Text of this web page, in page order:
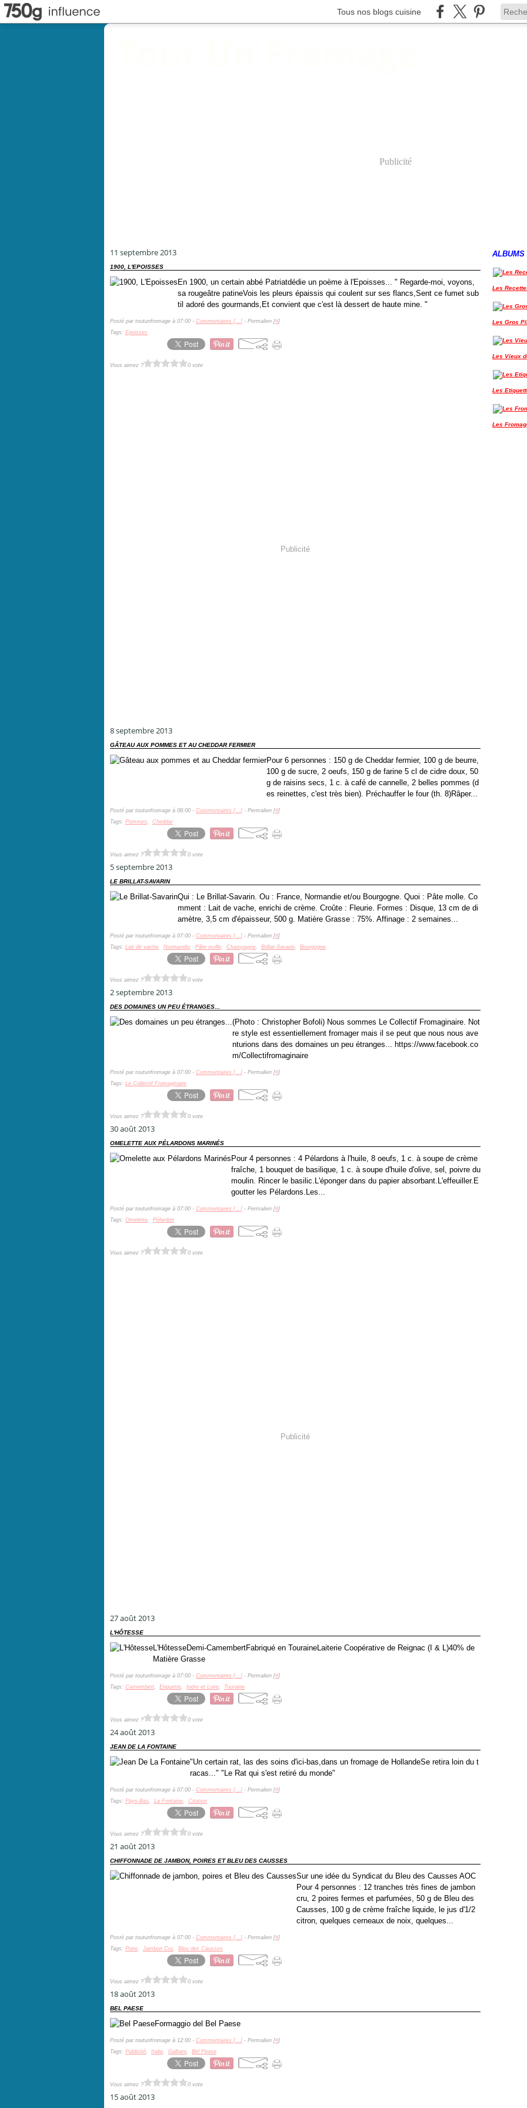
Tous nos blogs cuisine
Publicité
11 septembre 2013
1900, L'EPOISSES
En 1900, un certain abbé Patriatdédie un poème à l'Epoisses... " Regarde-moi, voyons,
sa rougeâtre patineVois les pleurs épaissis qui coulent sur ses flancs,Sent ce fumet sub
til adoré des gourmands,Et convient que c'est là dessert de haute mine. "
Posté par toutunfromage à 07:00 - Commentaires […] - Permalien [#]
Tags: Epoisses
Vous aimez ? 0 vote
Publicité
8 septembre 2013
GÂTEAU AUX POMMES ET AU CHEDDAR FERMIER
Pour 6 personnes : 150 g de Cheddar fermier, 100 g de beurre,
100 g de sucre, 2 oeufs, 150 g de farine 5 cl de cidre doux, 50
g de raisins secs, 1 c. à café de cannelle, 2 belles pommes (d
es reinettes, c'est très bien). Préchauffer le four (th. 8)Râper...
Posté par toutunfromage à 08:00 - Commentaires […] - Permalien [#]
Tags: Pommes, Cheddar
Vous aimez ? 0 vote
5 septembre 2013
LE BRILLAT-SAVARIN
Qui : Le Brillat-Savarin. Ou : France, Normandie et/ou Bourgogne. Quoi : Pâte molle. Co
mment : Lait de vache, enrichi de crème. Croûte : Fleurie. Formes : Disque, 13 cm de di
amètre, 3,5 cm d'épaisseur, 500 g. Matière Grasse : 75%. Affinage : 2 semaines...
Posté par toutunfromage à 07:00 - Commentaires […] - Permalien [#]
Tags: Lait de vache, Normandie, Pâte molle, Champagne, Brillat-Savarin, Bourgogne
Vous aimez ? 0 vote
2 septembre 2013
DES DOMAINES UN PEU ÉTRANGES...
(Photo : Christopher Bofoli) Nous sommes Le Collectif Fromaginaire. Not
re style est essentiellement fromager mais il se peut que nous nous ave
nturions dans des domaines un peu étranges... https://www.facebook.co
m/Collectifromaginaire
Posté par toutunfromage à 07:00 - Commentaires […] - Permalien [#]
Tags: Le Collectif Fromaginaire
Vous aimez ? 0 vote
30 août 2013
OMELETTE AUX PÉLARDONS MARINÉS
Pour 4 personnes : 4 Pélardons à l'huile, 8 oeufs, 1 c. à soupe de crème
fraîche, 1 bouquet de basilique, 1 c. à soupe d'huile d'olive, sel, poivre du
moulin. Rincer le basilic.L'éponger dans du papier absorbant.L'effeuiller.E
goutter les Pélardons.Les...
Posté par toutunfromage à 07:00 - Commentaires […] - Permalien [#]
Tags: Omelette, Pélardon
Vous aimez ? 0 vote
Publicité
27 août 2013
L'HÔTESSE
L'HôtesseDemi-CamembertFabriqué en TouraineLaiterie Coopérative de Reignac (I & L)40% de
Matière Grasse
Posté par toutunfromage à 07:00 - Commentaires […] - Permalien [#]
Tags: Camembert, Etiquette, Indre et Loire, Touraine
Vous aimez ? 0 vote
24 août 2013
JEAN DE LA FONTAINE
"Un certain rat, las des soins d'ici-bas,dans un fromage de HollandeSe retira loin du t
racas..." "Le Rat qui s'est retiré du monde"
Posté par toutunfromage à 07:00 - Commentaires […] - Permalien [#]
Tags: Pays-Bas, La Fontaine, Citation
Vous aimez ? 0 vote
21 août 2013
CHIFFONNADE DE JAMBON, POIRES ET BLEU DES CAUSSES
Sur une idée du Syndicat du Bleu des Causses AOC
Pour 4 personnes : 12 tranches très fines de jambon
cru, 2 poires fermes et parfumées, 50 g de Bleu des
Causses, 100 g de crème fraîche liquide, le jus d'1/2
citron, quelques cerneaux de noix, quelques...
Posté par toutunfromage à 07:00 - Commentaires […] - Permalien [#]
Tags: Poire, Jambon Cru, Bleu des Causses
Vous aimez ? 0 vote
18 août 2013
BEL PAESE
Formaggio del Bel Paese
Posté par toutunfromage à 12:00 - Commentaires […] - Permalien [#]
Tags: Publicité, Italie, Galbani, Bel Pease
Vous aimez ? 0 vote
15 août 2013
ALBUMS
Les
Les Gros
Les Vieux
Les
Les